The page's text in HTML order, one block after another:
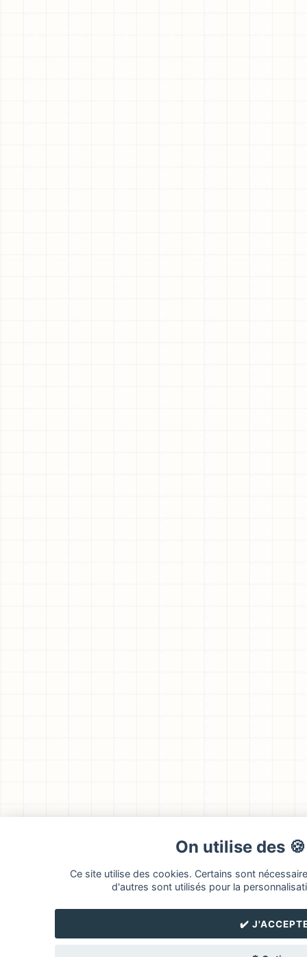
On utilise des
Ce site utilise des cookies. Certains sont
d'autres sont utilisés pour la
✔️